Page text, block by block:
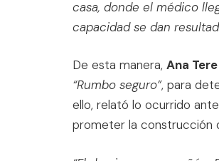
casa, donde el médico
capacidad se dan
De esta manera, Ana
“Rumbo seguro”, para
ello, relató lo ocurrido
prometer la construcción